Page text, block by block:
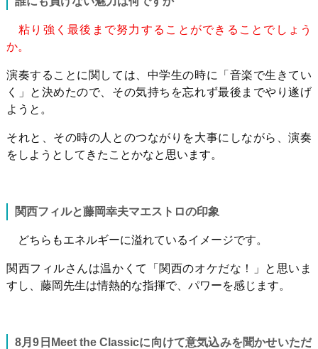
粘り強く最後まで努力することができることでしょう
か。
演奏することに関しては、中学生の時に「音楽で生きてい
く」と決めたので、その気持ちを忘れず最後までやり遂げ
ようと。
それと、その時の人とのつながりを大事にしながら、演奏
をしようとしてきたことかなと思います。
関西フィルと藤岡幸夫マエストロの印象
どちらもエネルギーに溢れているイメージです。
関西フィルさんは温かくて「関西のオケだな！」と思いま
すし、藤岡先生は情熱的な指揮で、パワーを感じます。
8月9 日 Meet the Classicに向けて意気込みを聞かせいただ